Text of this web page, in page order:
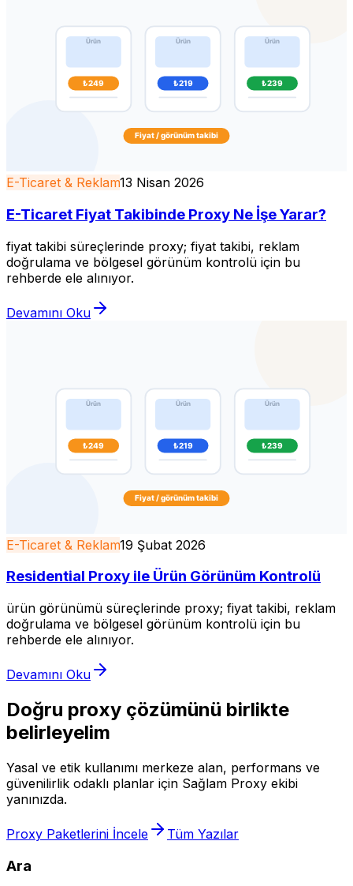
E-Ticaret & Reklam13 Nisan 2026
E-Ticaret Fiyat Takibinde Proxy Ne İşe Yarar?
fiyat takibi süreçlerinde proxy; fiyat takibi, reklam
doğrulama ve bölgesel görünüm kontrolü için bu
rehberde ele alınıyor.
Devamını Oku
E-Ticaret & Reklam19 Şubat 2026
Residential Proxy ile Ürün Görünüm Kontrolü
ürün görünümü süreçlerinde proxy; fiyat takibi, reklam
doğrulama ve bölgesel görünüm kontrolü için bu
rehberde ele alınıyor.
Devamını Oku
Doğru proxy çözümünü birlikte
belirleyelim
Yasal ve etik kullanımı merkeze alan, performans ve
güvenilirlik odaklı planlar için Sağlam Proxy ekibi
yanınızda.
Proxy Paketlerini İncele Tüm Yazılar
Ara